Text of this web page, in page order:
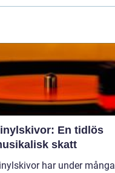
En tidlös
skatt
har under